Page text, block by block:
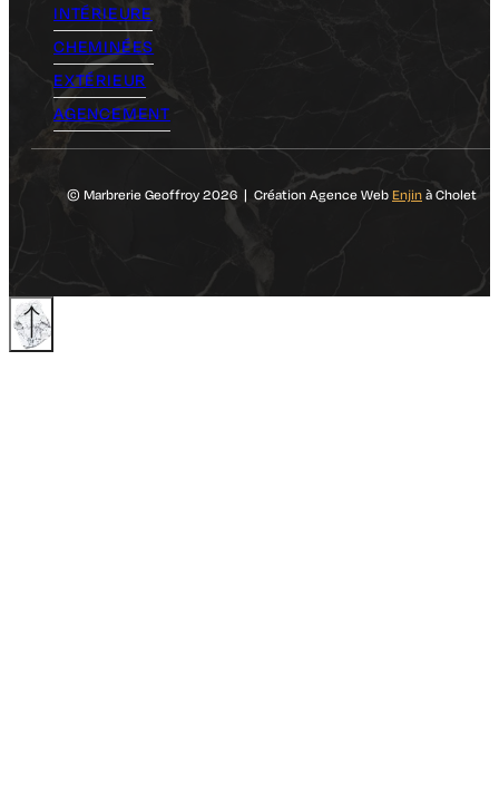
INTÉRIEURE
CHEMINÉES
EXTÉRIEUR
AGENCEMENT
© Marbrerie Geoffroy 2026 | Création Agence Web Enjin à Cholet